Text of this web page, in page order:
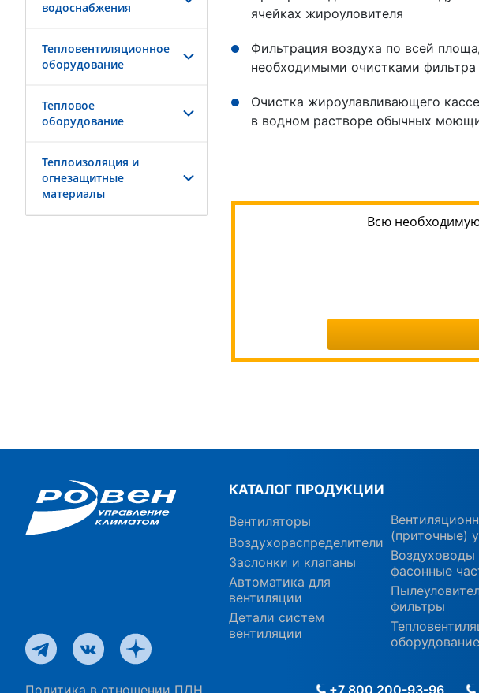
водоснабжения
Тепловентиляционное
оборудование
Тепловое
оборудование
Теплоизоляция и
огнезащитные
материалы
ячейках жироуловителя
Фильтрация воздуха по всей
необходимыми очистками фильтра
Очистка жироулавливающего
в водном растворе обычных
Всю
КАТАЛОГ ПРОДУКЦИИ
Вентиляторы
Воздухораспределители
Заслонки и клапаны
Автоматика для
вентиляции
Детали систем
вентиляции
(приточные)
Воздуховоды
фасонные
фильтры
оборудование
Политика в отношении ПДН +7 800 200-93-96